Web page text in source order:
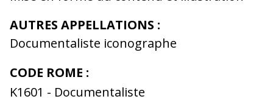
AUTRES APPELLATIONS :
Documentaliste iconographe
CODE ROME :
K1601 - Documentaliste